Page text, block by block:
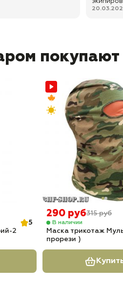
покупают
5
2
290 руб315 руб
В наличии
Маска трикотаж
прорези )